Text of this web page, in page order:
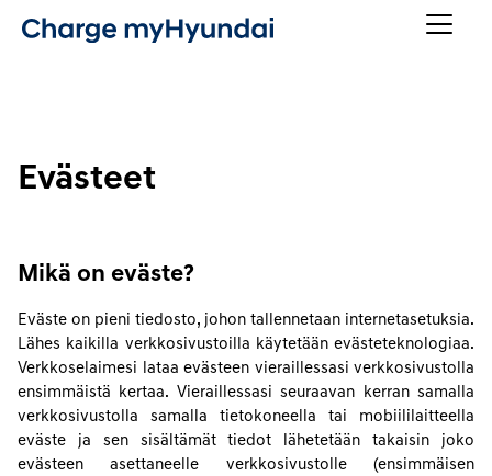
Evästeet
Mikä on eväste?
Eväste on pieni tiedosto, johon tallennetaan internetasetuksia.
Lähes kaikilla verkkosivustoilla käytetään evästeteknologiaa.
Verkkoselaimesi lataa evästeen vieraillessasi verkkosivustolla
ensimmäistä kertaa. Vieraillessasi seuraavan kerran samalla
verkkosivustolla samalla tietokoneella tai mobiililaitteella
eväste ja sen sisältämät tiedot lähetetään takaisin joko
evästeen asettaneelle verkkosivustolle (ensimmäisen